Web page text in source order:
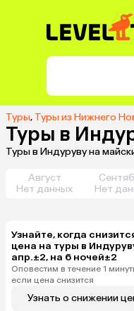
Туры, Туры из Нижнего
Туры в
Туры в Индуруву на
Август
Нет данных
Нет
Узнайте, когда
цена на туры в
апр.±2, на 6 ночей±2
Оповестим в течение 1
если цена снизится
Узнать о снижении